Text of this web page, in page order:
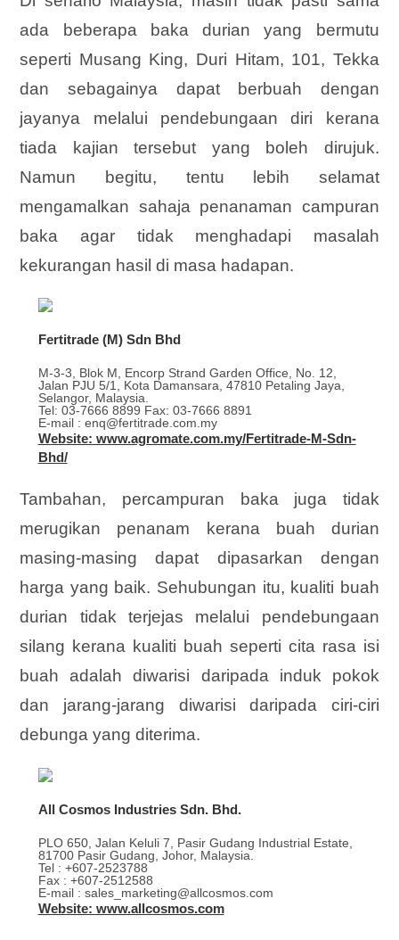
ada beberapa baka durian yang bermutu
seperti Musang King, Duri Hitam, 101, Tekka
dan sebagainya dapat berbuah dengan
jayanya melalui pendebungaan diri kerana
tiada kajian tersebut yang boleh dirujuk.
Namun begitu, tentu lebih selamat
mengamalkan sahaja penanaman campuran
baka agar tidak menghadapi masalah
kekurangan hasil di masa hadapan.
Fertitrade (M) Sdn Bhd
M-3-3, Blok M, Encorp Strand Garden Office, No. 12,
Jalan PJU 5/1, Kota Damansara, 47810 Petaling Jaya,
Selangor, Malaysia.
Tel: 03-7666 8899 Fax: 03-7666 8891
E-mail : enq@fertitrade.com.my
Website: www.agromate.com.my/Fertitrade-M-Sdn-
Bhd/
Tambahan, percampuran baka juga tidak
merugikan penanam kerana buah durian
masing-masing dapat dipasarkan dengan
harga yang baik. Sehubungan itu, kualiti buah
durian tidak terjejas melalui pendebungaan
silang kerana kualiti buah seperti cita rasa isi
buah adalah diwarisi daripada induk pokok
dan jarang-jarang diwarisi daripada ciri-ciri
debunga yang diterima.
All Cosmos Industries Sdn. Bhd.
PLO 650, Jalan Keluli 7, Pasir Gudang Industrial Estate,
81700 Pasir Gudang, Johor, Malaysia.
Tel : +607-2523788
Fax : +607-2512588
E-mail : sales_marketing@allcosmos.com
Website: www.allcosmos.com